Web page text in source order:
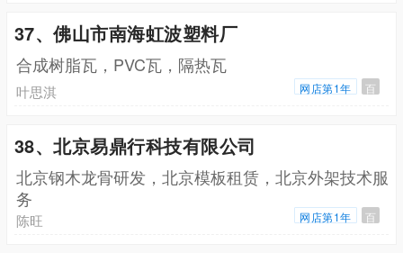
37、佛山市南海虹波塑料厂
合成树脂瓦，PVC瓦，隔热瓦
叶思淇 网店第1年 百
38、北京易鼎行科技有限公司
北京钢木龙骨研发，北京模板租赁，北京外架技术服
务
陈旺 网店第1年 百